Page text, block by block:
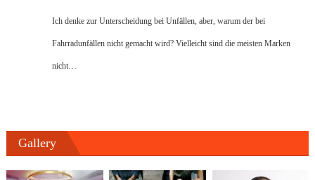
Ich denke zur Unterscheidung bei Unfällen, aber, warum der bei
Fahrradunfällen nicht gemacht wird? Vielleicht sind die meisten Marken
nicht…
Gallery